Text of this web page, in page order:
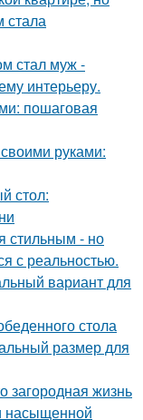
стала
стал муж -
интерьеру.
пошаговая
руками:
стол:
стильным - но
с реальностью.
вариант для
стола
размер для
загородная жизнь
насыщенной